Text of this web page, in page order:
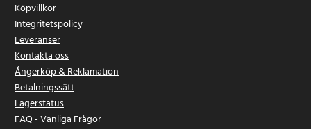
Köpvillkor
Integritetspolicy
Leveranser
Kontakta oss
Ångerköp & Reklamation
Betalningssätt
Lagerstatus
FAQ - Vanliga Frågor